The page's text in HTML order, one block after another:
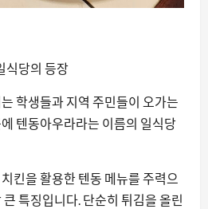
식당의 등장
학생들과 지역 주민들이 오가는
텐동아우라라는 이름의 일식당
킨을 활용한 텐동 메뉴를 주력으
특징입니다. 단순히 튀김을 올린